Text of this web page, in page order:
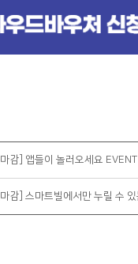
[마감] 앱들이 놀러오세요 EVENT